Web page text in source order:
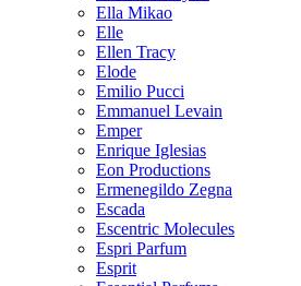
Ella Mikao
Elle
Ellen Tracy
Elode
Emilio Pucci
Emmanuel Levain
Emper
Enrique Iglesias
Eon Productions
Ermenegildo Zegna
Escada
Escentric Molecules
Espri Parfum
Esprit